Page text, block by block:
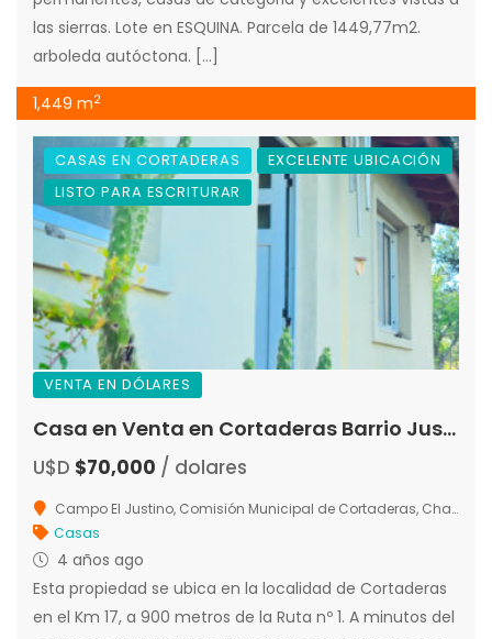
las sierras. Lote en ESQUINA. Parcela de 1449,77m2.
arboleda autóctona. […]
1,449 m2
CASAS EN CORTADERAS
EXCELENTE UBICACIÓN
LISTO PARA ESCRITURAR
VENTA EN DÓLARES
Casa en Venta en Cortaderas Barrio Justino
U$D $70,000 / dolares
Campo El Justino, Comisión Municipal de Cortaderas, Chacabuco, San Luis, 5883, Argentina
Casas
4 años ago
Esta propiedad se ubica en la localidad de Cortaderas
en el Km 17, a 900 metros de la Ruta nº 1. A minutos del